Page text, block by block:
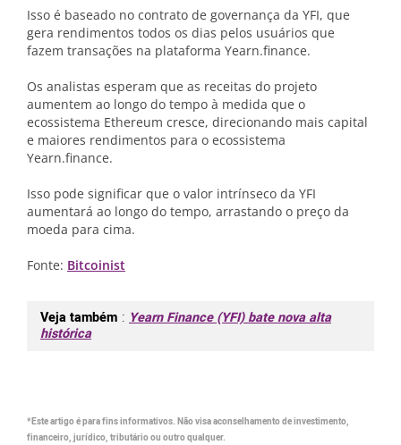
Isso é baseado no contrato de governança da YFI, que
gera rendimentos todos os dias pelos usuários que
fazem transações na plataforma Yearn.finance.
Os analistas esperam que as receitas do projeto
aumentem ao longo do tempo à medida que o
ecossistema Ethereum cresce, direcionando mais capital
e maiores rendimentos para o ecossistema
Yearn.finance.
Isso pode significar que o valor intrínseco da YFI
aumentará ao longo do tempo, arrastando o preço da
moeda para cima.
Fonte: Bitcoinist
Veja também : Yearn Finance (YFI) bate nova alta
histórica
*Este artigo é para fins informativos. Não visa aconselhamento de investimento,
financeiro, jurídico, tributário ou outro qualquer.